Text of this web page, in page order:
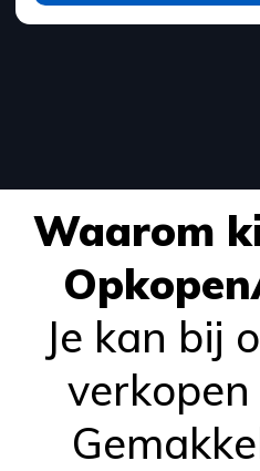
Waarom
Je kan bij
verkopen